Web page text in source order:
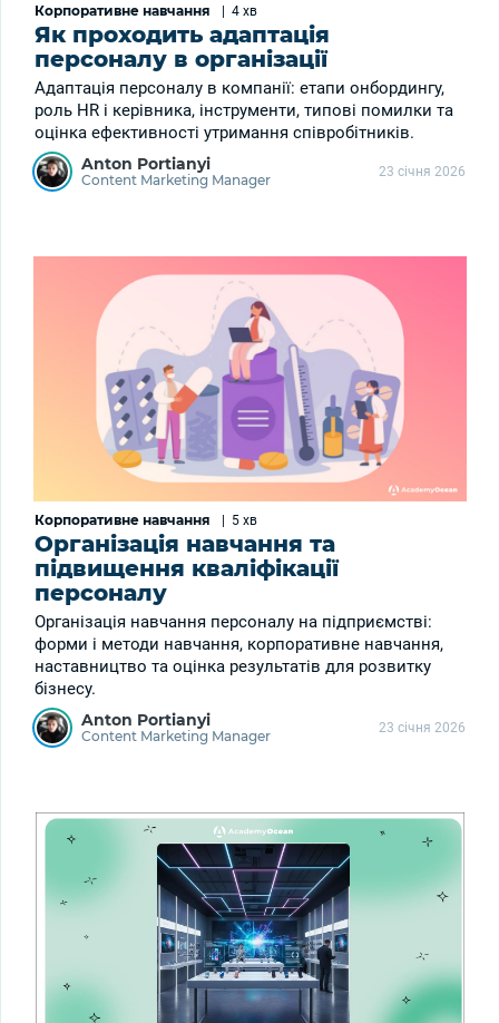
Корпоративне навчання | 4 хв
Як проходить адаптація
персоналу в організації
Адаптація персоналу в компанії: етапи онбордингу,
роль HR і керівника, інструменти, типові помилки та
оцінка ефективності утримання співробітників.
Anton Portianyi
Content Marketing Manager 23 січня 2026
Корпоративне навчання | 5 хв
Організація навчання та
підвищення кваліфікації
персоналу
Організація навчання персоналу на підприємстві:
форми і методи навчання, корпоративне навчання,
наставництво та оцінка результатів для розвитку
бізнесу.
Anton Portianyi
Content Marketing Manager 23 січня 2026